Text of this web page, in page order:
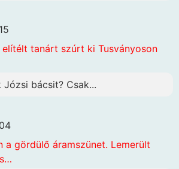
tanárt szúrt ki Tusványoson
bácsit? Csak...
a gördülő áramszünet. Lemerült